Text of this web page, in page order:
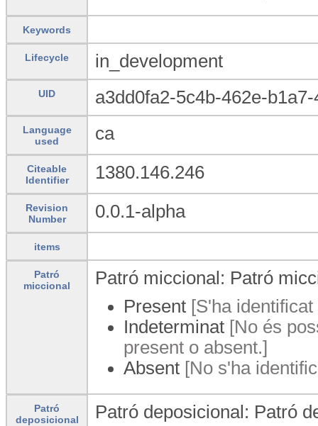
Keywords
Lifecycle in_development
UID a3dd0fa2-5c4b-462e-
Language
used
ca
Citeable
Identifier
1380.146.246
Revision
Number
0.0.1-alpha
items
Patró
miccional
Patró miccional: Patró
Present [S'ha
Indeterminat [No és
present o absent.]
Absent [No s'ha
Patró
deposicional
Patró deposicional: Patró